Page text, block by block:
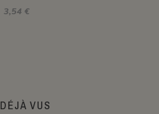
3,54 €
DÉJÀ VUS